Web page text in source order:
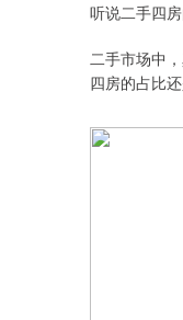
听说二手四
二手市场中
四房的占比